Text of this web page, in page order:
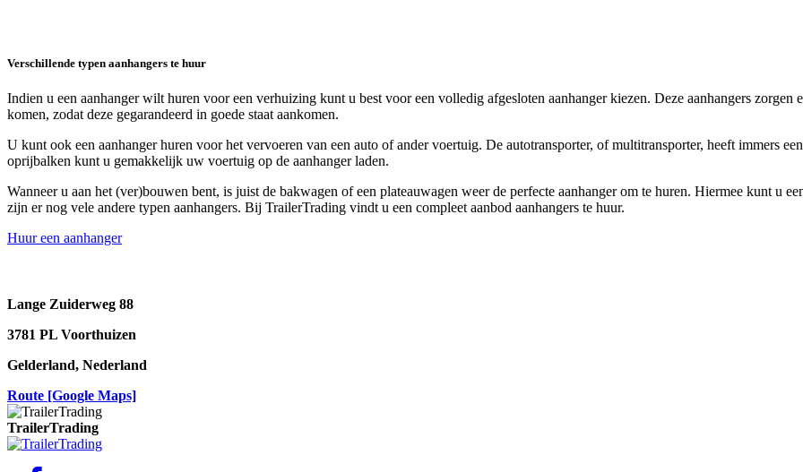
Verschillende typen aanhangers te huur
Indien u een aanhanger wilt huren voor een verhuizing kunt u best voor een volledig afgesloten aanhanger kiezen. Deze aanhangers
komen, zodat deze gegarandeerd in goede staat aankomen.
U kunt ook een aanhanger huren voor het vervoeren van een auto of ander voertuig. De autotransporter, of multitransporter, heeft immers
oprijbalken kunt u gemakkelijk uw voertuig op de aanhanger laden.
Wanneer u aan het (ver)bouwen bent, is juist de bakwagen of een plateauwagen weer de perfecte aanhanger om te huren. Hiermee kunt u
zijn er nog vele andere typen aanhangers. Bij TrailerTrading vindt u een compleet aanbod aanhangers te huur.
Huur een aanhanger
Lange Zuiderweg 88
3781 PL Voorthuizen
Gelderland, Nederland
Route [Google Maps]
TrailerTrading